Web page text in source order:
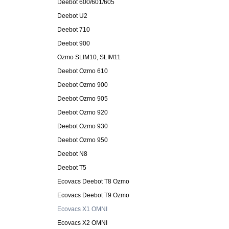
Deebot 600/601/605
Deebot U2
Deebot 710
Deebot 900
Ozmo SLIM10, SLIM11
Deebot Ozmo 610
Deebot Ozmo 900
Deebot Ozmo 905
Deebot Ozmo 920
Deebot Ozmo 930
Deebot Ozmo 950
Deebot N8
Deebot T5
Ecovacs Deebot T8 Ozmo
Ecovacs Deebot T9 Ozmo
Ecovacs X1 OMNI
Ecovacs X2 OMNI